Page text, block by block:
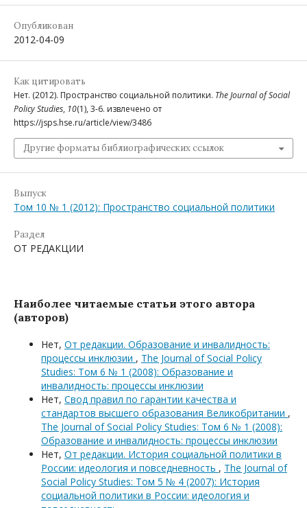
Опубликован
2012-04-09
Как цитировать
Нет. (2012). Пространство социальной политики. The Journal of Social
Policy Studies, 10(1), 3-6. извлечено от
https://jsps.hse.ru/article/view/3486
Другие форматы библиографических ссылок
Выпуск
Том 10 № 1 (2012): Пространство социальной политики
Раздел
ОТ РЕДАКЦИИ
Наиболее читаемые статьи этого автора
(авторов)
Нет, От редакции. Образование и инвалидность:
процессы инклюзии , The Journal of Social Policy
Studies: Том 6 № 1 (2008): Образование и
инвалидность: процессы инклюзии
Нет, Свод правил по гарантии качества и
стандартов высшего образования Великобритании ,
The Journal of Social Policy Studies: Том 6 № 1 (2008):
Образование и инвалидность: процессы инклюзии
Нет, От редакции. История социальной политики в
России: идеология и повседневность , The Journal of
Social Policy Studies: Том 5 № 4 (2007): История
социальной политики в России: идеология и